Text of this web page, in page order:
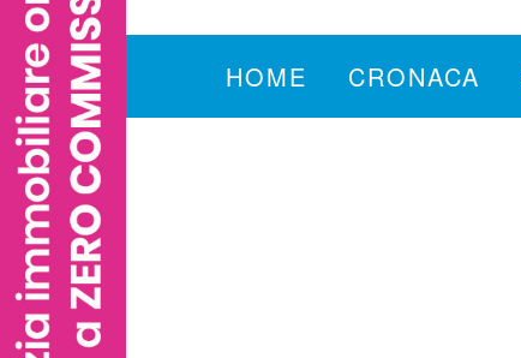
HOME CRONACA